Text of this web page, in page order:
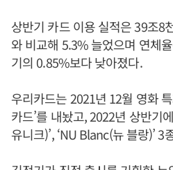
상반기 카드 이용 실적은 39조8
와 비교해 5.3% 늘었으며 연체
기의 0.85%보다 낮아졌다.
우리카드는 2021년 12월 영화
카드’를 내놨고, 2022년 상반기
유니크)’, ‘NU Blanc(뉴 블랑)’